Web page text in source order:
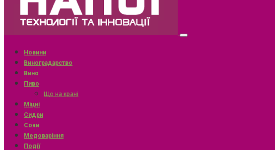
Новини
Виноградарство
Вино
Пиво
Що на крані
Міцні
Сидри
Соки
Медоваріння
Події